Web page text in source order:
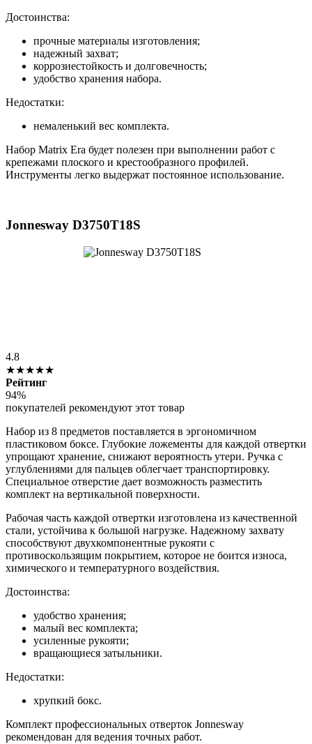
Достоинства:
прочные материалы изготовления;
надежный захват;
коррозиестойкость и долговечность;
удобство хранения набора.
Недостатки:
немаленький вес комплекта.
Набор Matrix Era будет полезен при выполнении работ с
крепежами плоского и крестообразного профилей.
Инструменты легко выдержат постоянное использование.
Jonnesway D3750T18S
4.8
★★★★★
Рейтинг
94%
покупателей рекомендуют этот товар
Набор из 8 предметов поставляется в эргономичном
пластиковом боксе. Глубокие ложементы для каждой отвертки
упрощают хранение, снижают вероятность утери. Ручка с
углублениями для пальцев облегчает транспортировку.
Специальное отверстие дает возможность разместить
комплект на вертикальной поверхности.
Рабочая часть каждой отвертки изготовлена из качественной
стали, устойчива к большой нагрузке. Надежному захвату
способствуют двухкомпонентные рукояти с
противоскользящим покрытием, которое не боится износа,
химического и температурного воздействия.
Достоинства:
удобство хранения;
малый вес комплекта;
усиленные рукояти;
вращающиеся затыльники.
Недостатки:
хрупкий бокс.
Комплект профессиональных отверток Jonnesway
рекомендован для ведения точных работ.